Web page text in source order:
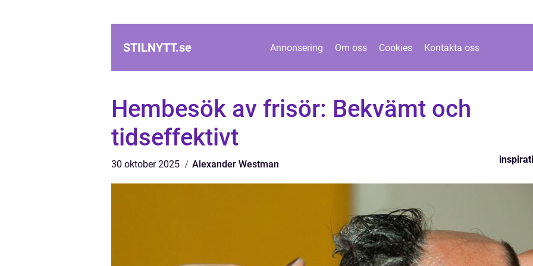
STILNYTT.se Annonsering Om oss Cookies Kontakta oss
Hembesök av frisör: Bekvämt och
tidseffektivt
30 oktober 2025 Alexander Westman